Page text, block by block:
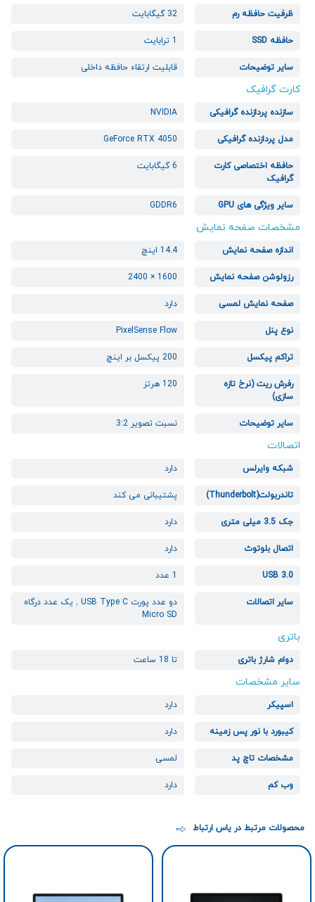
ظرفیت حافظه رم 32 گیگابایت
حافظه SSD 1 ترابایت
سایر توضیحات قابلیت ارتقاء حافظه داخلی
کارت گرافیک
سازنده پردازنده گرافیکی NVIDIA
مدل پردازنده گرافیکی GeForce RTX 4050
حافظه اختصاصی کارت
گرافیک
6 گیگابایت
سایر ویژگی های GPU GDDR6
مشخصات صفحه نمایش
اندازه صفحه نمایش 14.4 اینچ
رزولوشن صفحه نمایش 1600 × 2400
صفحه نمایش لمسی دارد
نوع پنل PixelSense Flow
تراکم پیکسل 200 پیکسل بر اینچ
رفرش ریت (نرخ تازه
سازی)
120 هرتز
سایر توضیحات نسبت تصویر 3:2
اتصالات
شبکه وایرلس دارد
تاندربولت(Thunderbolt) پشتیبانی می کند
جک 3.5 میلی متری دارد
اتصال بلوتوث دارد
USB 3.0 1 عدد
سایر اتصالات دو عدد پورت USB Type C , یک عدد درگاه
Micro SD
باتری
دوام شارژ باتری تا 18 ساعت
سایر مشخصات
اسپیکر دارد
کیبورد با نور پس زمینه دارد
مشخصات تاچ پد لمسی
وب کم دارد
محصولات مرتبط در یاس ارتباط